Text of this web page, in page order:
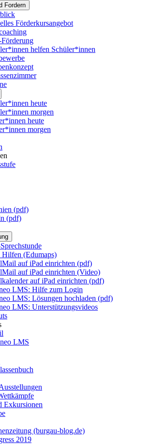
Fordern
Förderkursangebot
helfen Schüler*innen
heute
morgen
heute
morgen
(pdf)
(pdf)
Hilfen (Edumaps)
auf iPad einrichten (pdf)
auf iPad einrichten (Video)
auf iPad einrichten (pdf)
LMS: Hilfe zum Login
LMS: Lösungen hochladen (pdf)
LMS: Unterstützungsvideos
LMS
Exkursionen
(burgau-blog.de)
2019